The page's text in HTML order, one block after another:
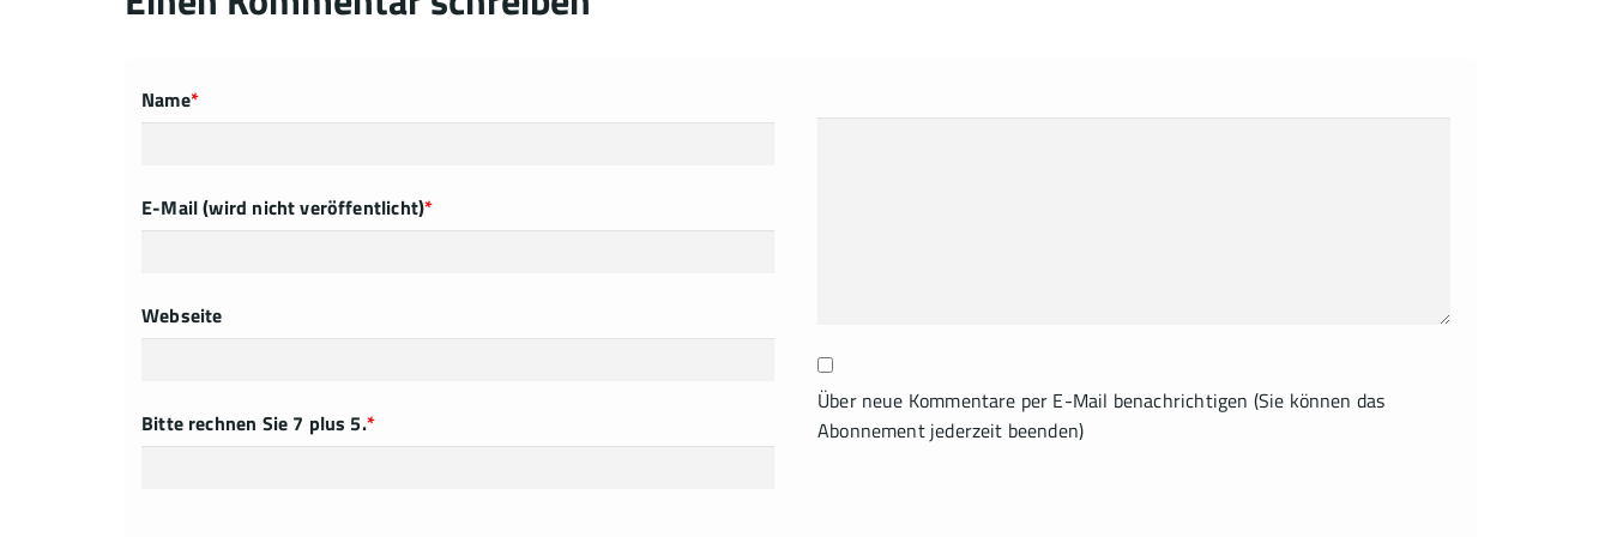
Name*
E-Mail (wird nicht veröffentlicht)*
Webseite
Bitte rechnen Sie 7 plus 5.*
Über neue Kommentare per E-Mail benachrichtigen (Sie können das
Abonnement jederzeit beenden)